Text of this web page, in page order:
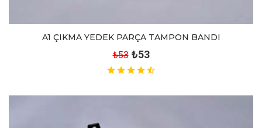
A1 ÇIKMA YEDEK PARÇA TAMPON BANDI
₺53 ₺53